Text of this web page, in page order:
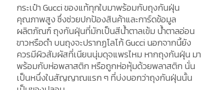
กระเป๋า Gucci ของแท้ทุกใบมาพร้อมกับถุงกันฝุ่น
คุณภาพสูง ซึ่งช่วยปกป้องสินค้าและการ์ดข้อมูล
ผลิตภัณฑ์ ถุงกันฝุ่นที่มักเป็นสีน้ำตาลเข้ม น้ำตาลอ่อน
ขาวหรือดำ บนถุงจะปรากฏโลโก้ Gucci นอกจากนี้ยัง
ควรมีผิวสัมผัสที่เนียนนุ่มดุจแพรไหม หากถุงกันฝุ่น มา
พร้อมกับห่อพลาสติก หรือถูกห่อหุ้มด้วยพลาสติก นั่น
เป็นหนึ่งในสัญญาณแรก ๆ ที่บ่งบอกว่าถุงกันฝุ่นนั้น